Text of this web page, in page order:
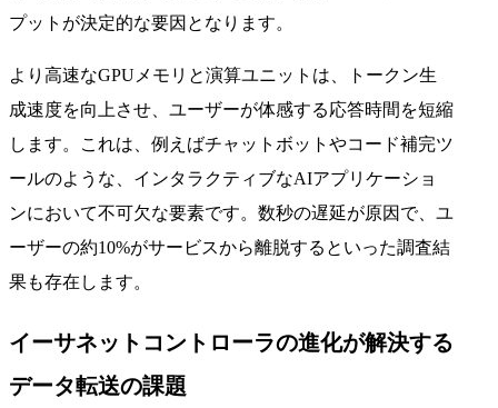
プットが決定的な要因となります。
より高速なGPUメモリと演算ユニットは、トークン生
成速度を向上させ、ユーザーが体感する応答時間を短縮
します。これは、例えばチャットボットやコード補完ツ
ールのような、インタラクティブなAIアプリケーショ
ンにおいて不可欠な要素です。数秒の遅延が原因で、ユ
ーザーの約10%がサービスから離脱するといった調査結
果も存在します。
イーサネットコントローラの進化が解決する
データ転送の課題